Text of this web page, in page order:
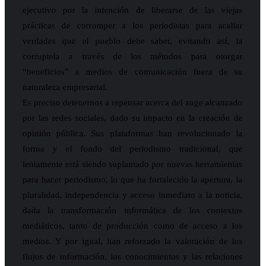
ejecutivo por la intención de liberarse de las viejas
prácticas de corromper a los periodistas para acallar
verdades que el pueblo debe saber, evitando así, la
corruptela a través de los métodos para otorgar
“beneficios” a medios de comunicación fuera de su
naturaleza empresarial.
Es preciso detenernos a repensar acerca del auge alcanzado
por las redes sociales, dado su impacto en la creación de
opinión pública. Sus plataformas han revolucionado la
forma y el fondo del periodismo tradicional, que
lentamente está siendo suplantado por nuevas herramientas
para hacer periodismo, lo que ha fortalecido la apertura, la
pluralidad, independencia y acceso inmediato a la noticia,
dada la transformación informática de los contextos
mediáticos, tanto de producción como de acceso a los
medios. Y por igual, han reforzado la valoración de los
flujos de información, los conocimientos y las relaciones